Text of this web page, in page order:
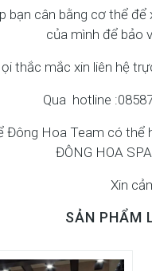
bạn cân bằng cơ thể
của mình để bảo
thắc mắc xin liên hệ
Qua hotline
Hoa Team có
ĐÔNG HOA
Xin
SẢN PHẨM